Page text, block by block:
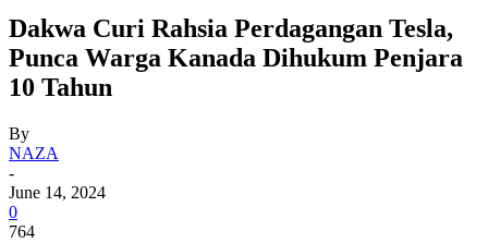
Dakwa Curi Rahsia Perdagangan Tesla,
Punca Warga Kanada Dihukum Penjara
10 Tahun
By
NAZA
-
June 14, 2024
0
764